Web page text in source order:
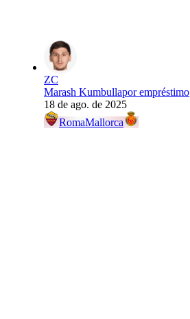
ZC
Marash Kumbullapor empréstimo
18 de ago. de 2025
RomaMallorca